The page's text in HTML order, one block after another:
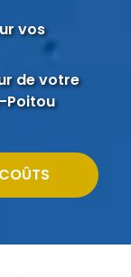
vos
de votre
Poitou